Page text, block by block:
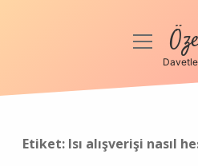
Anasayfa
menüyü
Etiket: Isı alışverişi nasıl